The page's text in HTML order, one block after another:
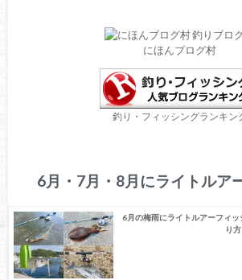
にほんブログ村
釣り・フィッシングランキン
6月・7月・8月にライトルア
6月の梅雨にライトルアーフィ
り方